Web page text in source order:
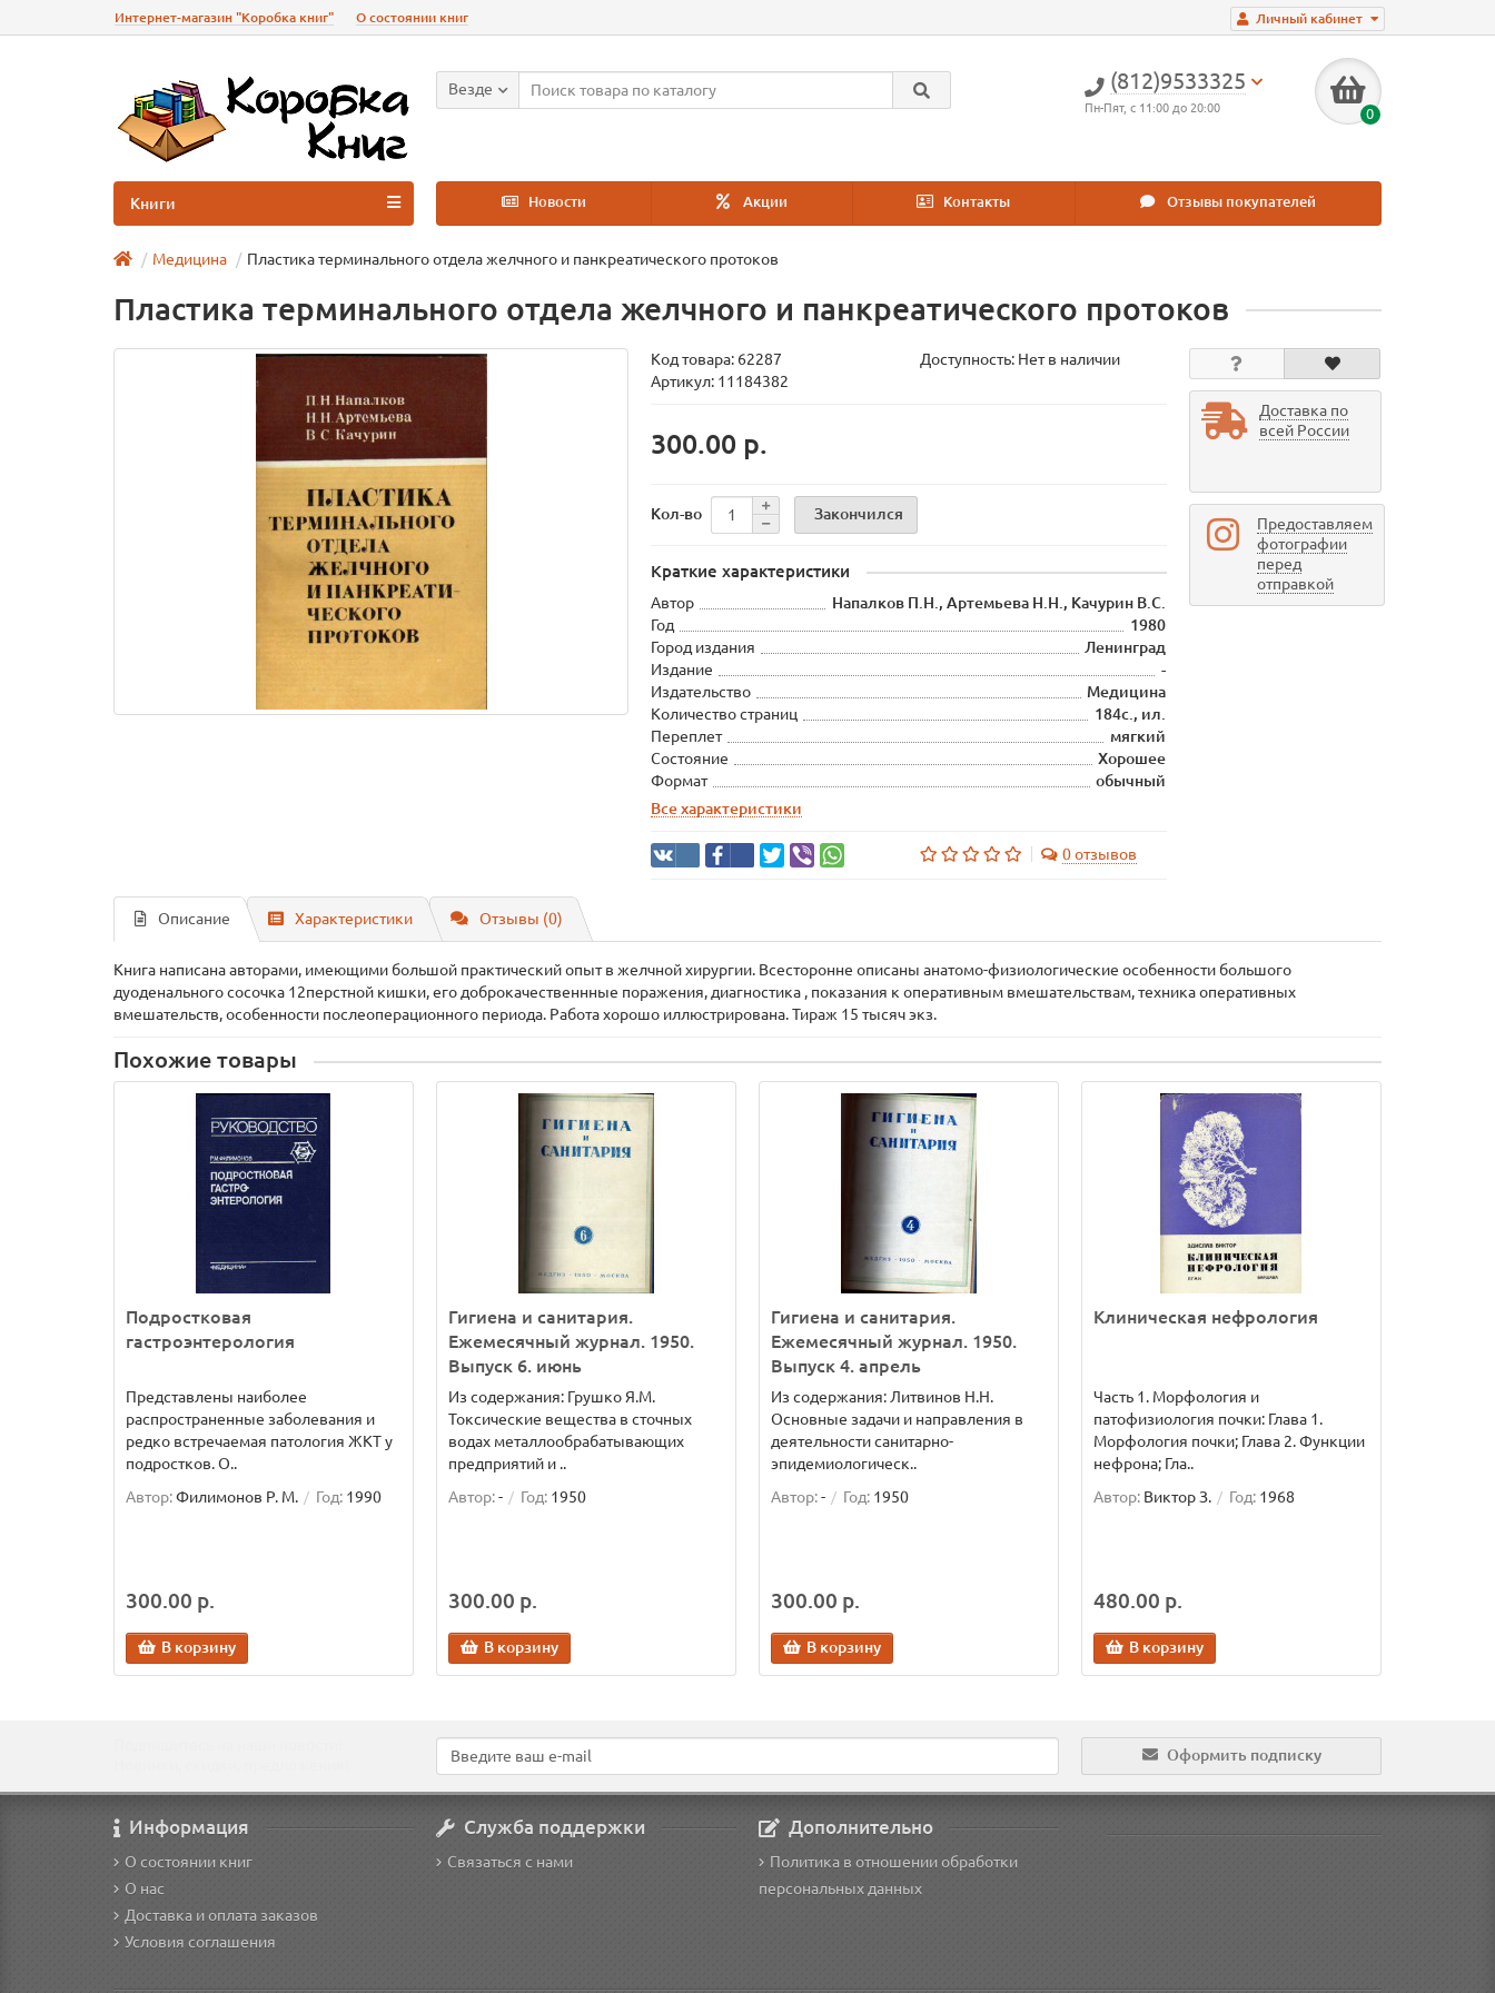
Личный кабинет
Интернет-магазин "Коробка книг" О состоянии книг
(812)9533325
Пн-Пят, с 11:00 до 20:00 0
Везде
Новости Акции Контакты Отзывы покупателей
Книги
Медицина Пластика терминального отдела желчного и панкреатического протоков
Пластика терминального отдела желчного и панкреатического протоков
Код товара: 62287
Доступность: Нет в наличии
Артикул: 11184382
300.00 р.
Кол-во Закончился
Краткие характеристики
Автор
Напалков П.Н., Артемьева Н.Н., Качурин В.С.
Год
1980
Город издания
Ленинград
Издание
-
Издательство
Медицина
Количество страниц
184с., ил.
Переплет
мягкий
Состояние
Хорошее
Формат
обычный
Все характеристики
0 отзывов
Доставка по
всей России
Предоставляем
фотографии
перед
отправкой
Описание Характеристики Отзывы (0)
Книга написана авторами, имеющими большой практический опыт в желчной хирургии. Всесторонне описаны анатомо-физиологические особенности большого
дуоденального сосочка 12перстной кишки, его доброкачественнные поражения, диагностика , показания к оперативным вмешательствам, техника оперативных
вмешательств, особенности послеоперационного периода. Работа хорошо иллюстрирована. Тираж 15 тысяч экз.
Похожие товары
Подростковая
гастроэнтерология
Представлены наиболее
распространенные заболевания и
редко встречаемая патология ЖКТ у
подростков. О..
Автор:Филимонов Р. М. Год: 1990
300.00 р.
В корзину
Гигиена и санитария.
Ежемесячный журнал. 1950.
Выпуск 6. июнь
Из содержания: Грушко Я.М.
Токсические вещества в сточных
водах металлообрабатывающих
предприятий и ..
Автор:- Год: 1950
300.00 р.
В корзину
Гигиена и санитария.
Ежемесячный журнал. 1950.
Выпуск 4. апрель
Из содержания: Литвинов Н.Н.
Основные задачи и направления в
деятельности санитарно-
эпидемиологическ..
Автор:- Год: 1950
300.00 р.
В корзину
Клиническая нефрология
Часть 1. Морфология и
патофизиология почки: Глава 1.
Морфология почки; Глава 2. Функции
нефрона; Гла..
Автор: Виктор З. Год: 1968
480.00 р.
В корзину
Оформить подписку
Информация
О состоянии книг
О нас
Доставка и оплата заказов
Условия соглашения
Служба поддержки
Связаться с нами
Дополнительно
Политика в отношении обработки
персональных данных